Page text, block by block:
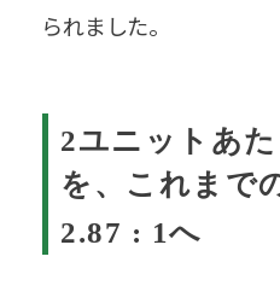
られました。
2ユニットあ
を、これまで
2.87 : 1へ